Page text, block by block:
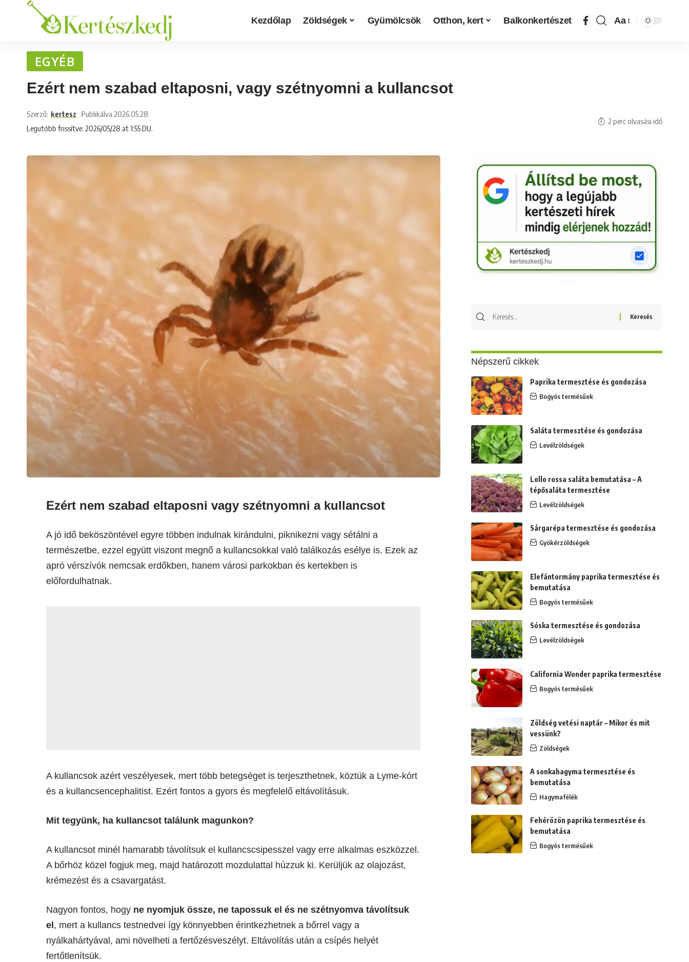
Kezdőlap Zöldségek Gyümölcsök Otthon, kert Balkonkertészet Aa
EGYÉB
Ezért nem szabad eltaposni, vagy szétnyomni a kullancsot
Legutóbb frissítve: 2026/05/28 at 1:55 DU.
Szerző: kertesz Publikálva 2026.05.28.
2 perc olvasási idő
Ezért nem szabad eltaposni vagy szétnyomni a kullancsot
A jó idő beköszöntével egyre többen indulnak kirándulni, piknikezni vagy sétálni a
természetbe, ezzel együtt viszont megnő a kullancsokkal való találkozás esélye is. Ezek az
apró vérszívók nemcsak erdőkben, hanem városi parkokban és kertekben is
előfordulhatnak.
A kullancsok azért veszélyesek, mert több betegséget is terjeszthetnek, köztük a Lyme-kórt
és a kullancsencephalitist. Ezért fontos a gyors és megfelelő eltávolításuk.
Mit tegyünk, ha kullancsot találunk magunkon?
A kullancsot minél hamarabb távolítsuk el kullancscsipesszel vagy erre alkalmas eszközzel.
A bőrhöz közel fogjuk meg, majd határozott mozdulattal húzzuk ki. Kerüljük az olajozást,
krémezést és a csavargatást.
Nagyon fontos, hogy ne nyomjuk össze, ne tapossuk el és ne szétnyomva távolítsuk
el , mert a kullancs testnedvei így könnyebben érintkezhetnek a bőrrel vagy a
nyálkahártyával, ami növelheti a fertőzésveszélyt. Eltávolítás után a csípés helyét
fertőtlenítsük.
Népszerű cikkek
Paprika termesztése és gondozása
Bogyós termésűek
Saláta termesztése és gondozása
Levélzöldségek
Lollo rossa saláta bemutatása – A
tépősaláta termesztése
Levélzöldségek
Sárgarépa termesztése és gondozása
Gyökérzöldségek
Elefántormány paprika termesztése és
bemutatása
Bogyós termésűek
Sóska termesztése és gondozása
Levélzöldségek
California Wonder paprika termesztése
Bogyós termésűek
Zöldség vetési naptár – Mikor és mit
vessünk?
Zöldségek
A sonkahagyma termesztése és
bemutatása
Hagymafélék
Fehérözön paprika termesztése és
bemutatása
Bogyós termésűek